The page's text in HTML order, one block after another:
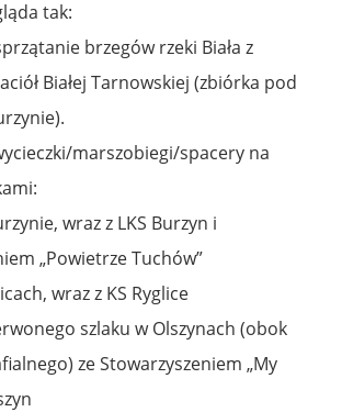
tak:
brzegów rzeki Biała z
Białej Tarnowskiej (zbiórka pod
marszobiegi/spacery na
wraz z LKS Burzyn i
„Powietrze Tuchów”
wraz z KS Ryglice
szlaku w Olszynach (obok
ze Stowarzyszeniem „My